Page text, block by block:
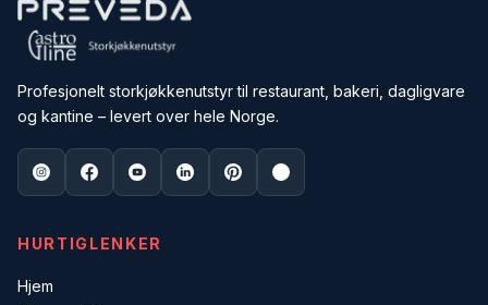
Profesjonelt storkjøkkenutstyr til restaurant, bakeri, dagligvare
og kantine – levert over hele Norge.
HURTIGLENKER
Hjem